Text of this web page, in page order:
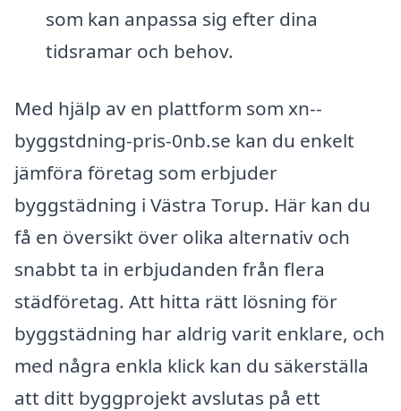
som kan anpassa sig efter dina
tidsramar och behov.
Med hjälp av en plattform som xn--
byggstdning-pris-0nb.se kan du enkelt
jämföra företag som erbjuder
byggstädning i Västra Torup. Här kan du
få en översikt över olika alternativ och
snabbt ta in erbjudanden från flera
städföretag. Att hitta rätt lösning för
byggstädning har aldrig varit enklare, och
med några enkla klick kan du säkerställa
att ditt byggprojekt avslutas på ett